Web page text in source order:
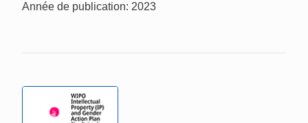
Année de publication: 2023